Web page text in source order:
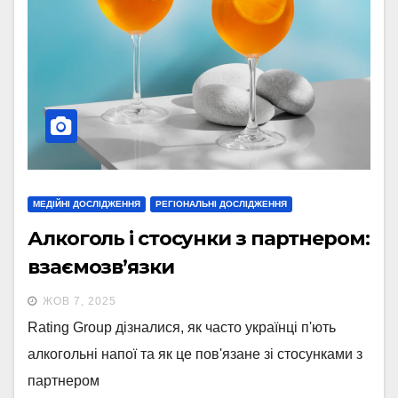
МЕДІЙНІ ДОСЛІДЖЕННЯ РЕГІОНАЛЬНІ ДОСЛІДЖЕННЯ
Алкоголь і стосунки з партнером:
взаємозв’язки
ЖОВ 7, 2025
Rating Group дізналися, як часто українці п'ють
алкогольні напої та як це пов'язане зі стосунками з
партнером